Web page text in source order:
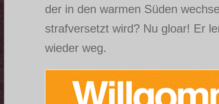
der in den warmen Süden
strafversetzt wird? Nu gloar! Er
wieder weg.